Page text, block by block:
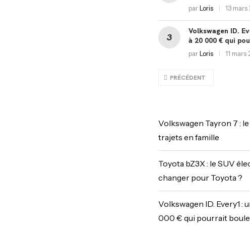
parLoris 13 mars
Volkswagen ID.
à 20 000 € qui
parLoris 11 mars
PRÉCÉDENT
Volkswagen Tayron 7 :
trajets en famille
Toyota bZ3X : le SUV
changer pour Toyota ?
Volkswagen ID. Every1 :
000 € qui pourrait